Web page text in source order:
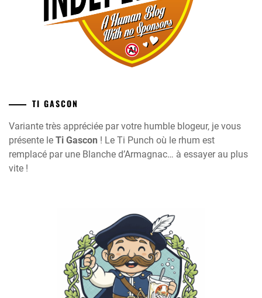
TI GASCON
Variante très appréciée par votre humble blogeur, je vous
présente le Ti Gascon ! Le Ti Punch où le rhum est
remplacé par une Blanche d’Armagnac… à essayer au plus
vite !